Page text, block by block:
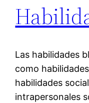
Las habilidades
como
habilidades
intrapersonales